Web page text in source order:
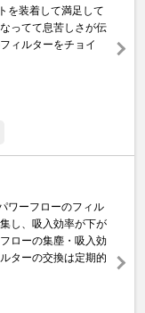
を装着して満足して
ってて息苦しさが伝
ィルターをチョイ
ワーフローのフィル
し、吸入効率が下が
ローの集塵・吸入効
ターの交換は定期的